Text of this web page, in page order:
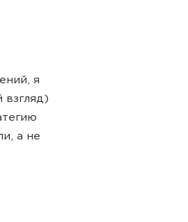
я
взгляд)
а не